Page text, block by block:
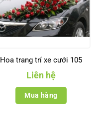
Hoa trang trí xe cưới 105
Liên hệ
Mua hàng